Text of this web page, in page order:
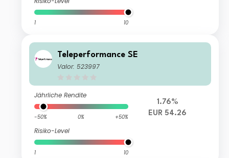
1 10
Teleperformance SE
Valor: 523997
Jährliche Rendite
-50% 0% +50%
Risiko-Level
1 10
1.76%
EUR 54.26